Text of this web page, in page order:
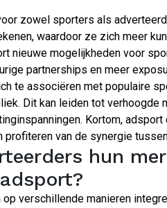
zowel sporters als
waardoor ze zich meer
nieuwe mogelijkheden voor
partnerships en meer
te associëren met populaire
Dit kan leiden tot
Kortom,
van de synergie
hun
verschillende manieren